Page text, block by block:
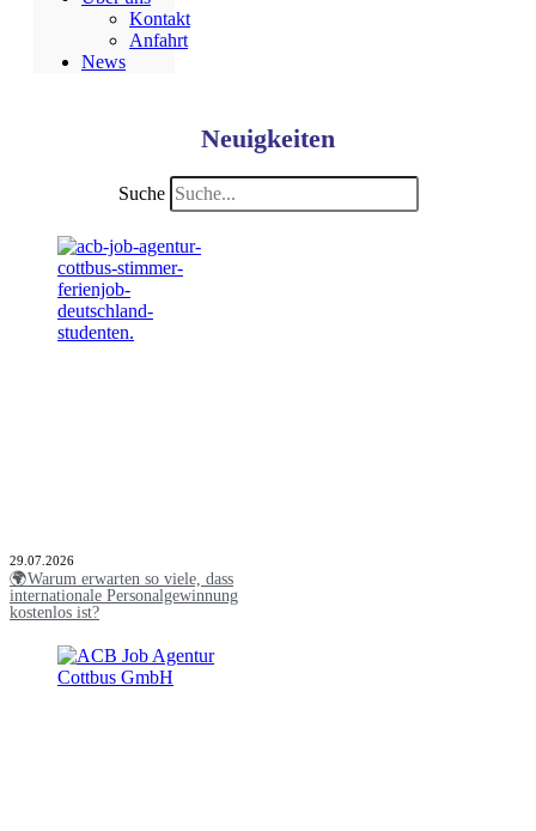
Kontakt
Anfahrt
News
Neuigkeiten
Suche
29.07.2026
🌍Warum erwarten so viele, dass
internationale Personalgewinnung
kostenlos ist?